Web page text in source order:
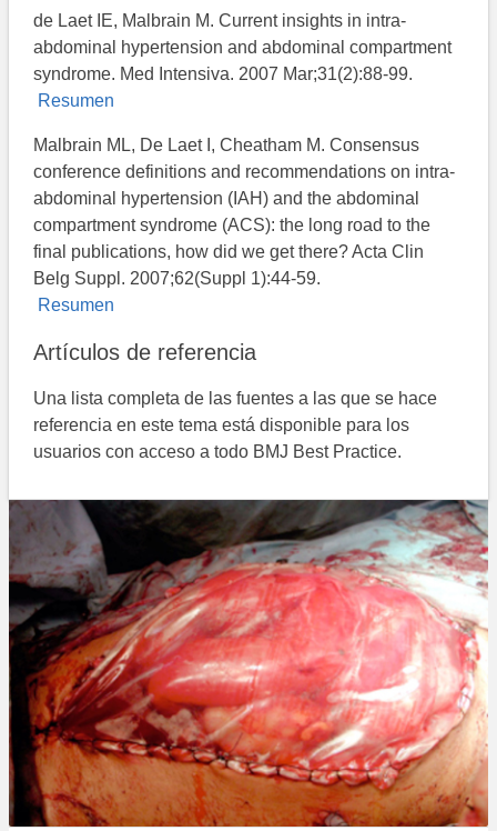
de Laet IE, Malbrain M. Current insights in intra-
abdominal hypertension and abdominal compartment
syndrome. Med Intensiva. 2007 Mar;31(2):88-99.
Resumen
Malbrain ML, De Laet I, Cheatham M. Consensus
conference definitions and recommendations on intra-
abdominal hypertension (IAH) and the abdominal
compartment syndrome (ACS): the long road to the
final publications, how did we get there? Acta Clin
Belg Suppl. 2007;62(Suppl 1):44-59.
Resumen
Artículos de referencia
Una lista completa de las fuentes a las que se hace
referencia en este tema está disponible para los
usuarios con acceso a todo BMJ Best Practice.